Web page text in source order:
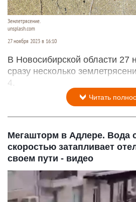
Землетрясение.
unsplash.com
27 ноября 2023 в 16:10
В Новосибирской области 27
сразу несколько
4.
Читать
Мегашторм в Адлере. Вода
скоростью затапливает
своем пути - видео